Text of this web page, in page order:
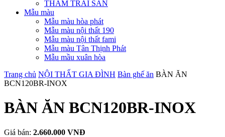
THẢM TRẢI SÀN
Mẫu màu
Mẫu màu hòa phát
Mẫu màu nội thất 190
Mẫu màu nội thất fami
Mẫu màu Tân Thịnh Phát
Mẫu mầu xuân hòa
Trang chủ NỘI THẤT GIA ĐÌNH Bàn ghế ăn BÀN ĂN
BCN120BR-INOX
BÀN ĂN BCN120BR-INOX
Giá bán: 2.660.000 VNĐ